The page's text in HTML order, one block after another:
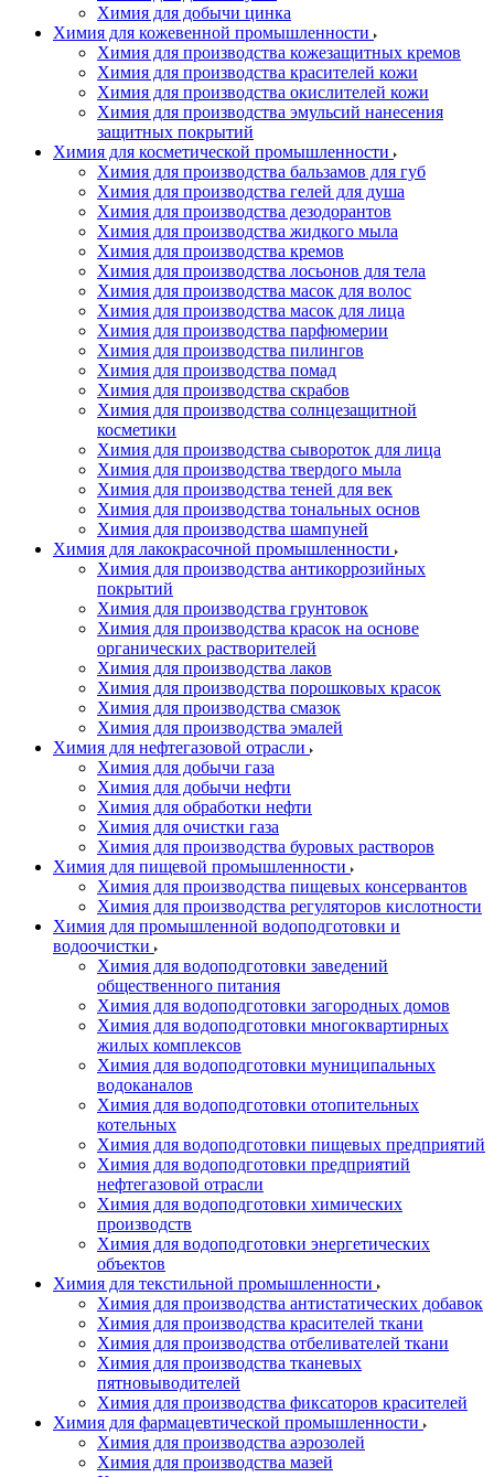
Химия для добычи цинка
Химия для кожевенной промышленности
Химия для производства кожезащитных кремов
Химия для производства красителей кожи
Химия для производства окислителей кожи
Химия для производства эмульсий нанесения
защитных покрытий
Химия для косметической промышленности
Химия для производства бальзамов для губ
Химия для производства гелей для душа
Химия для производства дезодорантов
Химия для производства жидкого мыла
Химия для производства кремов
Химия для производства лосьонов для тела
Химия для производства масок для волос
Химия для производства масок для лица
Химия для производства парфюмерии
Химия для производства пилингов
Химия для производства помад
Химия для производства скрабов
Химия для производства солнцезащитной
косметики
Химия для производства сывороток для лица
Химия для производства твердого мыла
Химия для производства теней для век
Химия для производства тональных основ
Химия для производства шампуней
Химия для лакокрасочной промышленности
Химия для производства антикоррозийных
покрытий
Химия для производства грунтовок
Химия для производства красок на основе
органических растворителей
Химия для производства лаков
Химия для производства порошковых красок
Химия для производства смазок
Химия для производства эмалей
Химия для нефтегазовой отрасли
Химия для добычи газа
Химия для добычи нефти
Химия для обработки нефти
Химия для очистки газа
Химия для производства буровых растворов
Химия для пищевой промышленности
Химия для производства пищевых консервантов
Химия для производства регуляторов кислотности
Химия для промышленной водоподготовки и
водоочистки
Химия для водоподготовки заведений
общественного питания
Химия для водоподготовки загородных домов
Химия для водоподготовки многоквартирных
жилых комплексов
Химия для водоподготовки муниципальных
водоканалов
Химия для водоподготовки отопительных
котельных
Химия для водоподготовки пищевых предприятий
Химия для водоподготовки предприятий
нефтегазовой отрасли
Химия для водоподготовки химических
производств
Химия для водоподготовки энергетических
объектов
Химия для текстильной промышленности
Химия для производства антистатических добавок
Химия для производства красителей ткани
Химия для производства отбеливателей ткани
Химия для производства тканевых
пятновыводителей
Химия для производства фиксаторов красителей
Химия для фармацевтической промышленности
Химия для производства аэрозолей
Химия для производства мазей